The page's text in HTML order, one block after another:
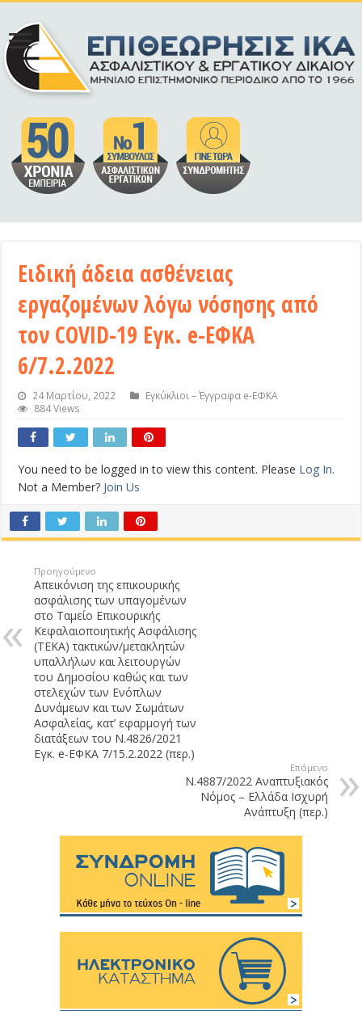
Ειδική άδεια ασθένειας
εργαζομένων λόγω νόσησης από
τον COVID-19 Εγκ. e-ΕΦΚΑ
6/7.2.2022
24 Μαρτίου, 2022
Εγκύκλιοι – Έγγραφα e-ΕΦΚΑ
884 Views
You need to be logged in to view this content. Please Log In.
Not a Member? Join Us
Προηγούμενο
Απεικόνιση της επικουρικής
ασφάλισης των υπαγομένων
στο Ταμείο Επικουρικής
Κεφαλαιοποιητικής Ασφάλισης
(ΤΕΚΑ) τακτικών/μετακλητών
υπαλλήλων και λειτουργών
του Δημοσίου καθώς και των
στελεχών των Ενόπλων
Δυνάμεων και των Σωμάτων
Ασφαλείας, κατ’ εφαρμογή των
διατάξεων του Ν.4826/2021
Εγκ. e-EΦΚΑ 7/15.2.2022 (περ.)
Επόμενο
Ν.4887/2022 Αναπτυξιακός
Νόμος – Ελλάδα Ισχυρή
Ανάπτυξη (περ.)